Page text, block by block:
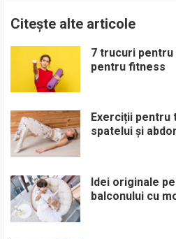
Citește alte articole
7 trucuri pentru
pentru fitness
Exerciții
spatelui și
Idei originale
balconului cu